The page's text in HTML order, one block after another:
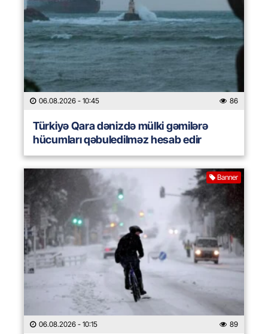
06.08.2026 - 10:45 86
Türkiyə Qara dənizdə mülki gəmilərə
hücumları qəbuledilməz hesab edir
Banner
06.08.2026 - 10:15 89